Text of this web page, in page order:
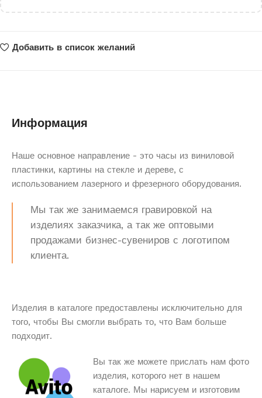
Добавить в список желаний
Информация
Наше основное направление - это часы из виниловой
пластинки, картины на стекле и дереве, с
использованием лазерного и фрезерного оборудования.
Мы так же занимаемся гравировкой на
изделиях заказчика, а так же оптовыми
продажами бизнес-сувениров с логотипом
клиента.
Изделия в каталоге предоставлены исключительно для
того, чтобы Вы смогли выбрать то, что Вам больше
подходит.
Вы так же можете прислать нам фото
изделия, которого нет в нашем
каталоге. Мы нарисуем и изготовим